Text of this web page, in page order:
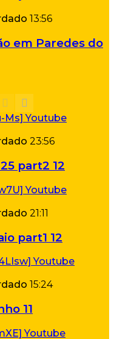
13:56
em Paredes do
23:56
part2 12
21:11
part1 12
15:24
11